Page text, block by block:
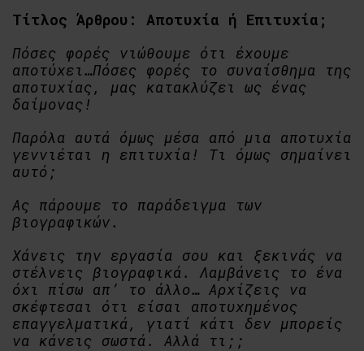
Τίτλος Άρθρου: Αποτυχία ή Επιτυχία;
Πόσες φορές νιώθουμε ότι έχουμε
αποτύχει…Πόσες φορές το συναίσθημα της
αποτυχίας, μας κατακλύζει ως ένας
δαίμονας!
Παρόλα αυτά όμως μέσα από μια αποτυχία
γεννιέται η επιτυχία! Τι όμως σημαίνει
αυτό;
Ας πάρουμε το παράδειγμα των
βιογραφικών.
Χάνεις την εργασία σου και ξεκινάς να
στέλνεις βιογραφικά. Λαμβάνεις το ένα
όχι πίσω απ’ το άλλο… Αρχίζεις να
σκέφτεσαι ότι είσαι αποτυχημένος
επαγγελματικά, γιατί κάτι δεν μπορείς
να κάνεις σωστά. Αλλά τι;;